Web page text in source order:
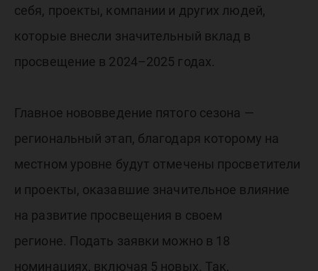
себя, проекты, компании и других людей,
которые внесли значительный вклад в
просвещение в 2024–2025 годах.
Главное нововведение пятого сезона —
региональный этап, благодаря которому на
местном уровне будут отмечены просветители
и проекты, оказавшие значительное влияние
на развитие просвещения в своем
регионе. Подать заявки можно в 18
номинациях, включая 5 новых. Так,